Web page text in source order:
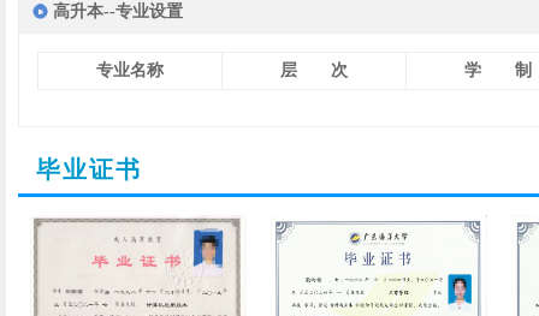
高升本--专业设置
专业名称 层 次 学 制
毕业证书